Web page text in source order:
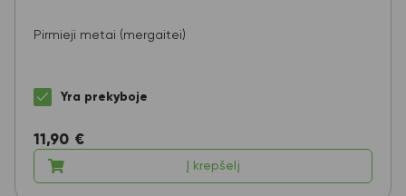
Pirmieji metai (mergaitei)
Yra prekyboje
11,90 €
Į krepšelį